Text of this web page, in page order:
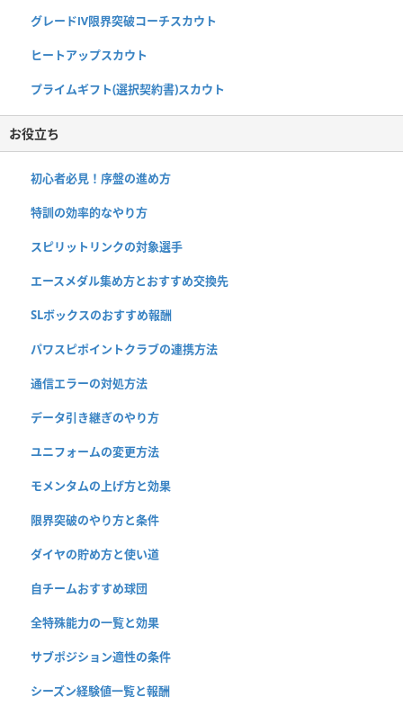
グレードⅣ限界突破コーチスカウト
ヒートアップスカウト
プライムギフト(選択契約書)スカウト
お役立ち
初心者必見！序盤の進め方
特訓の効率的なやり方
スピリットリンクの対象選手
エースメダル集め方とおすすめ交換先
SLボックスのおすすめ報酬
パワスピポイントクラブの連携方法
通信エラーの対処方法
データ引き継ぎのやり方
ユニフォームの変更方法
モメンタムの上げ方と効果
限界突破のやり方と条件
ダイヤの貯め方と使い道
自チームおすすめ球団
全特殊能力の一覧と効果
サブポジション適性の条件
シーズン経験値一覧と報酬